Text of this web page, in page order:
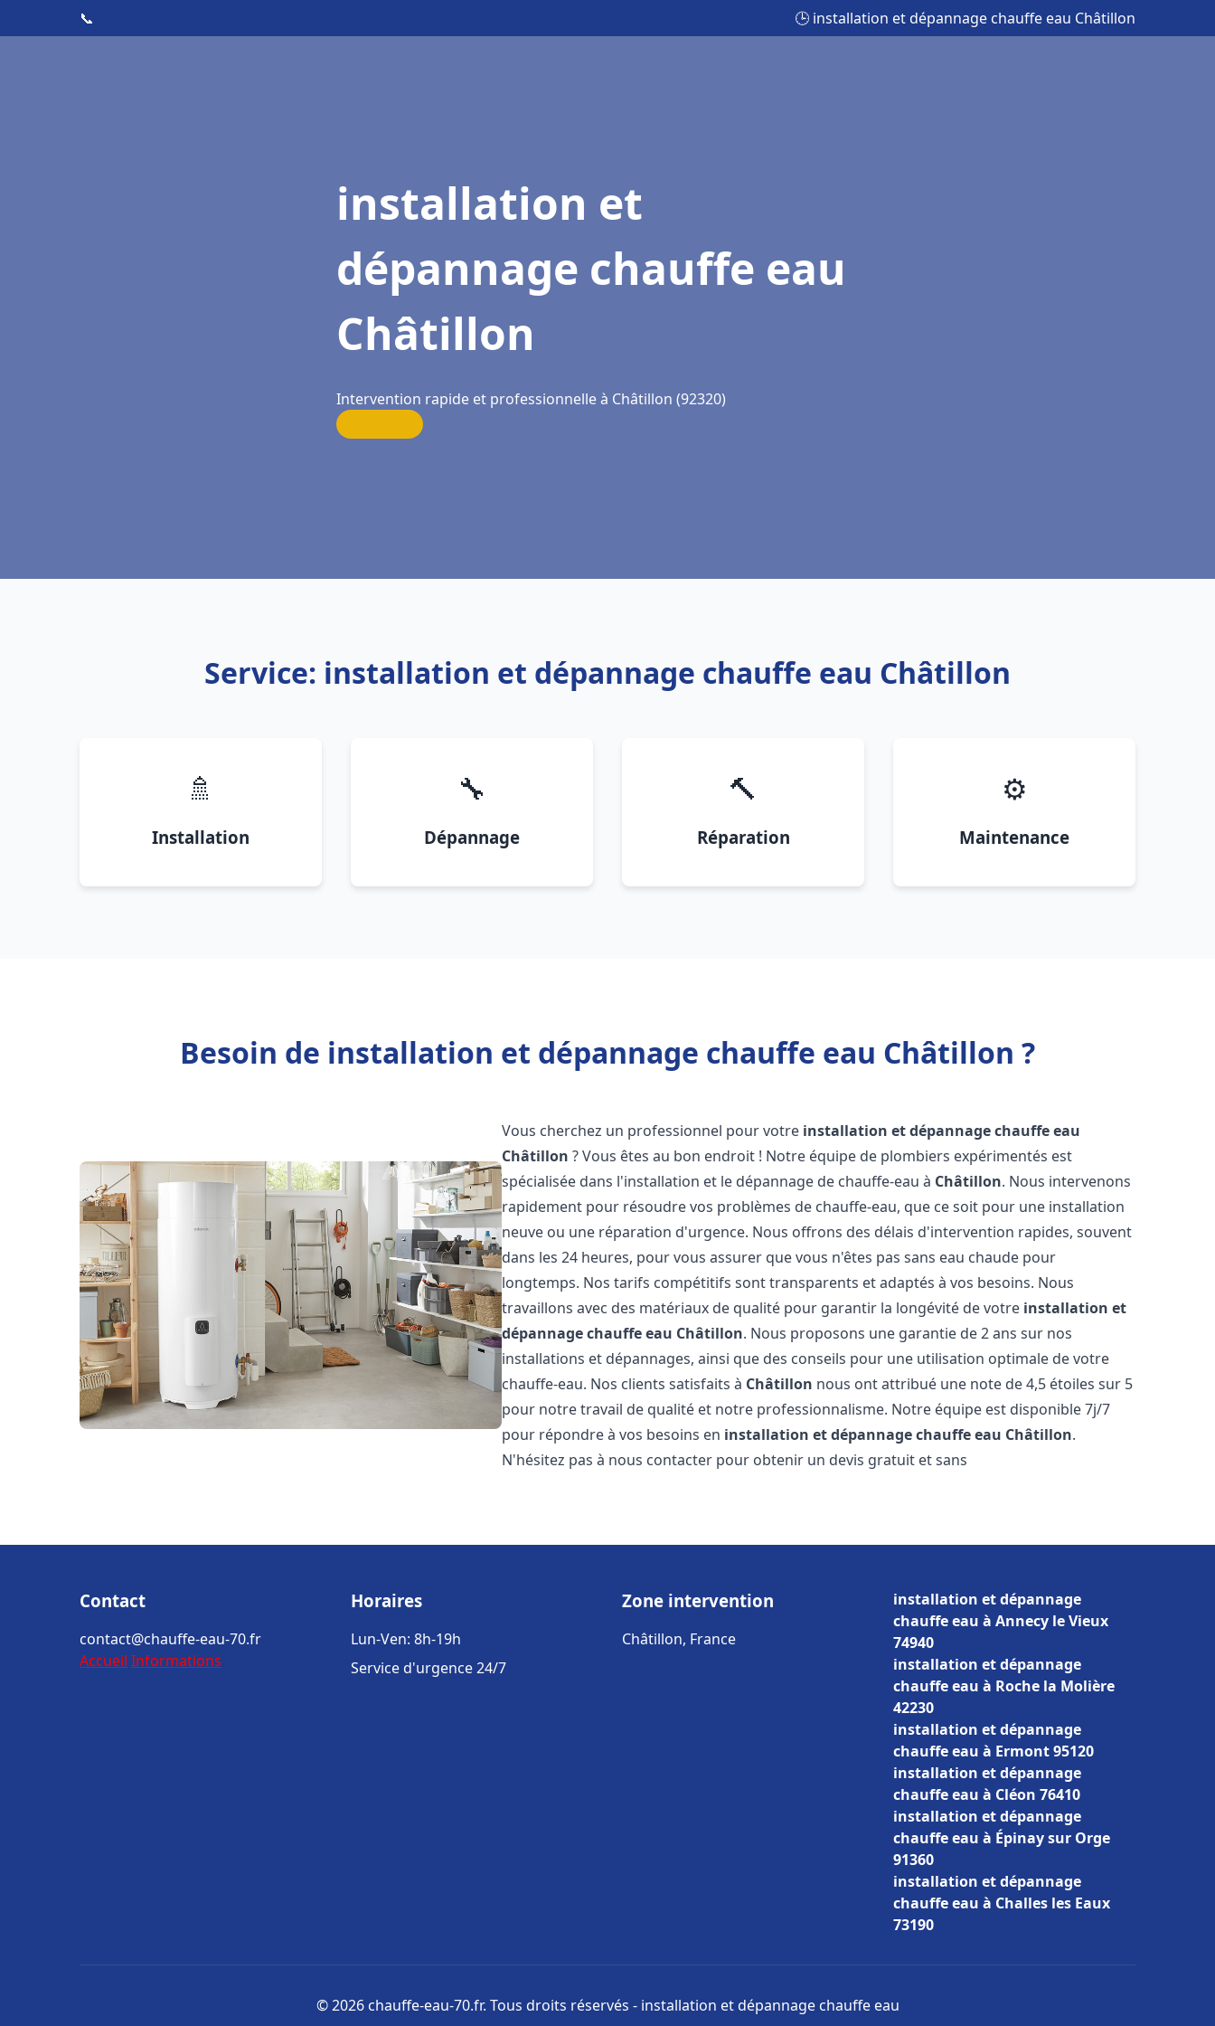
📞 🕒 installation et dépannage chauffe eau Châtillon
installation et
dépannage chauffe eau
Châtillon
Intervention rapide et professionnelle à Châtillon (92320)
Service: installation et dépannage chauffe eau Châtillon
🚿
Installation
🔧
Dépannage
🔨
Réparation
⚙️
Maintenance
Besoin de installation et dépannage chauffe eau Châtillon ?
Vous cherchez un professionnel pour votre installation et dépannage chauffe eau
Châtillon ? Vous êtes au bon endroit ! Notre équipe de plombiers expérimentés est
spécialisée dans l'installation et le dépannage de chauffe-eau à Châtillon. Nous intervenons
rapidement pour résoudre vos problèmes de chauffe-eau, que ce soit pour une installation
neuve ou une réparation d'urgence. Nous offrons des délais d'intervention rapides, souvent
dans les 24 heures, pour vous assurer que vous n'êtes pas sans eau chaude pour
longtemps. Nos tarifs compétitifs sont transparents et adaptés à vos besoins. Nous
travaillons avec des matériaux de qualité pour garantir la longévité de votre installation et
dépannage chauffe eau Châtillon. Nous proposons une garantie de 2 ans sur nos
installations et dépannages, ainsi que des conseils pour une utilisation optimale de votre
chauffe-eau. Nos clients satisfaits à Châtillon nous ont attribué une note de 4,5 étoiles sur 5
pour notre travail de qualité et notre professionnalisme. Notre équipe est disponible 7j/7
pour répondre à vos besoins en installation et dépannage chauffe eau Châtillon.
N'hésitez pas à nous contacter pour obtenir un devis gratuit et sans
Contact
contact@chauffe-eau-70.fr
Accueil Informations
Horaires
Lun-Ven: 8h-19h
Service d'urgence 24/7
Zone intervention
Châtillon, France
installation et dépannage
chauffe eau à Annecy le Vieux
74940
installation et dépannage
chauffe eau à Roche la Molière
42230
installation et dépannage
chauffe eau à Ermont 95120
installation et dépannage
chauffe eau à Cléon 76410
installation et dépannage
chauffe eau à Épinay sur Orge
91360
installation et dépannage
chauffe eau à Challes les Eaux
73190
© 2026 chauffe-eau-70.fr. Tous droits réservés - installation et dépannage chauffe eau